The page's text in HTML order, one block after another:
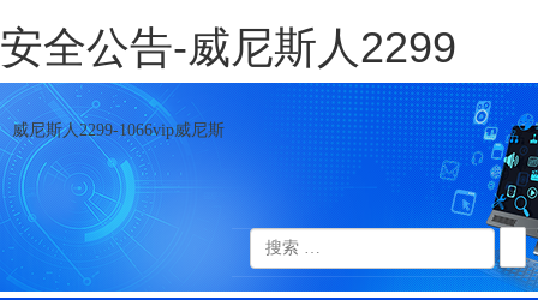
安全公告-威尼斯人2299
威尼斯人2299-1066vip威尼斯